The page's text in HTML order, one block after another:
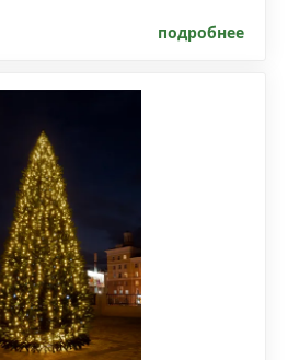
подробнее